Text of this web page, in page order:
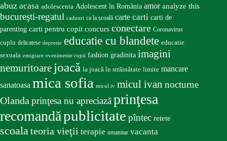
abuz acasa adolescenta Adolescent în România amor analyze this
bucureşti-regatul cadouri ca la școală carte carti carti de
parenting carti pentru copii concurs conectare Coronavirus
cuplu delicatese depresie educatie cu blandete educatie
sexuala emigrare evenimente copii fashion gradinita imagini
nemuritoare joacă la joacă în străinătate limite mancare
sanatoasa mica sofia micul iv micul ivan nocturne
Olandaprinţesa nu apreciazăprinţesa
recomandăpublicitate pîntec retete
scoalateoria vieţii terapie umanitar vacanta